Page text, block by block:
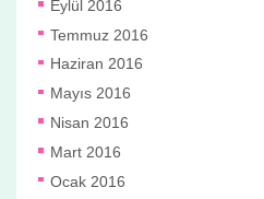
Eylül 2016
Temmuz 2016
Haziran 2016
Mayıs 2016
Nisan 2016
Mart 2016
Ocak 2016